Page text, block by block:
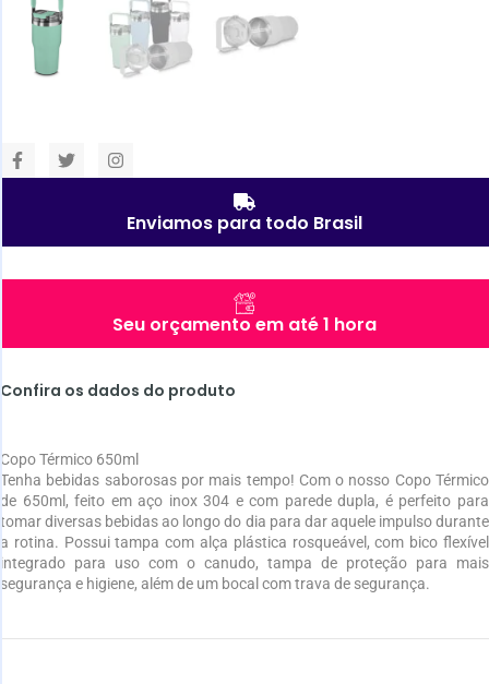
Enviamos para todo Brasil
Seu orçamento em até 1 hora
Confira os dados do produto
Copo Térmico 650ml
Tenha bebidas saborosas por mais tempo! Com o nosso Copo Térmico
de 650ml, feito em aço inox 304 e com parede dupla, é perfeito para
tomar diversas bebidas ao longo do dia para dar aquele impulso durante
a rotina. Possui tampa com alça plástica rosqueável, com bico flexível
integrado para uso com o canudo, tampa de proteção para mais
segurança e higiene, além de um bocal com trava de segurança.